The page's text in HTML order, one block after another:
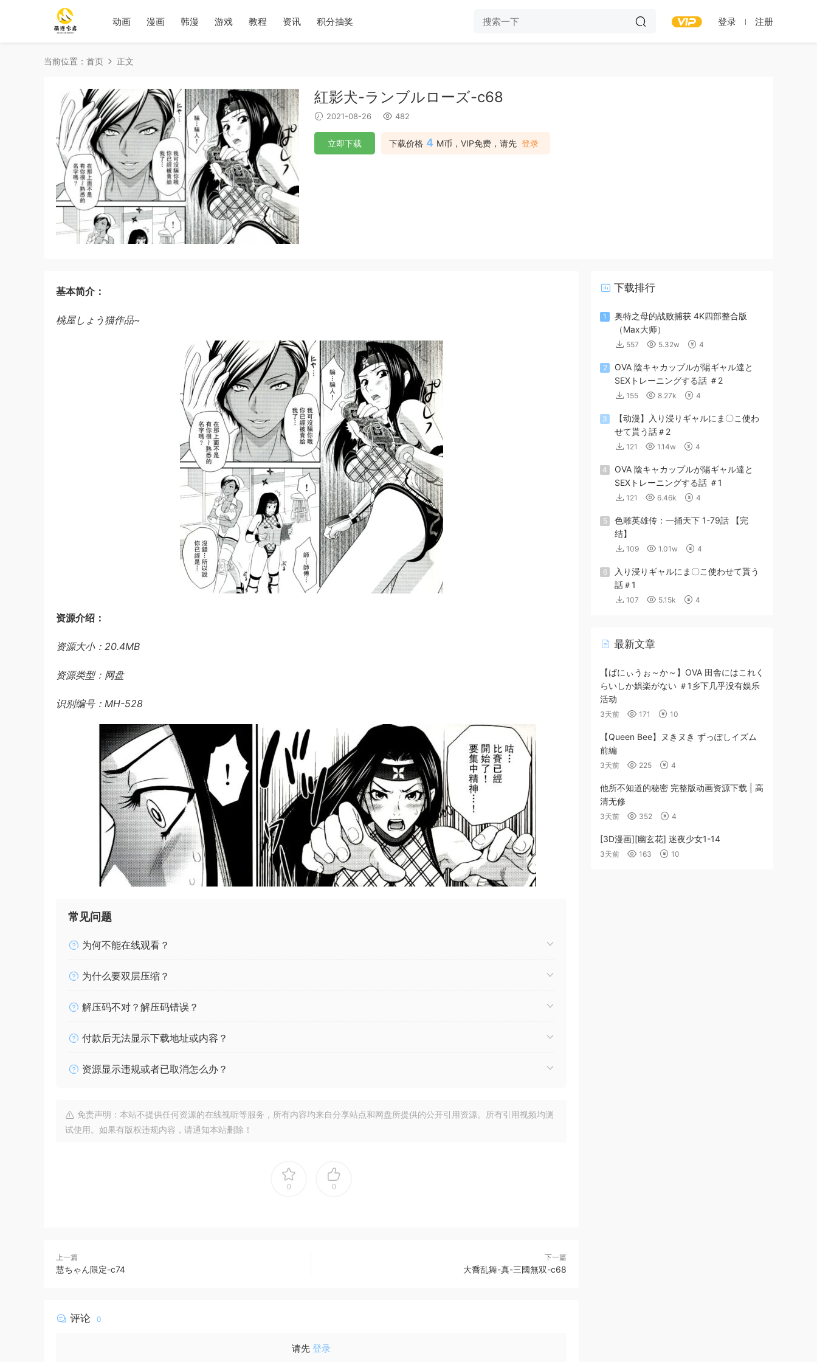
动画 漫画 韩漫 游戏 教程 资讯 积分抽奖 登录 注册
当前位置： 首页 正文
紅影犬-ランブルローズ-c68
2021-08-26 482
下载价格 4 M币，VIP免费，请先 登录
立即下载
基本简介：
桃屋しょう猫作品~
资源介绍：
资源大小：20.4MB
资源类型：网盘
识别编号：MH-528
常见问题
为何不能在线观看？
为什么要双层压缩？
解压码不对？解压码错误？
付款后无法显示下载地址或内容？
资源显示违规或者已取消怎么办？
免责声明：本站不提供任何资源的在线视听等服务，所有内容均来自分享站点和网盘所提供的公开引用资源。所有引用视频均测
试使用。如果有版权违规内容，请通知本站删除！
0 0
上一篇
慧ちゃん限定-c74
下一篇
大喬乱舞-真-三國無双-c68
评论 0
请先 登录
下载排行
1
奥特之母的战败捕获 4K四部整合版
（Max大师）
557 5.32w 4
2
OVA 陰キャカップルが陽ギャル達と
SEXトレーニングする話 ＃2
155 8.27k 4
3
【动漫】入り浸りギャルにま〇こ使わ
せて貰う話＃2
121 1.14w 4
4
OVA 陰キャカップルが陽ギャル達と
SEXトレーニングする話 ＃1
121 6.46k 4
5
色雕英雄传：一捅天下 1-79話 【完
结】
109 1.01w 4
6
入り浸りギャルにま〇こ使わせて貰う
話＃1
107 5.15k 4
最新文章
【ばにぃうぉ～か～】OVA 田舎にはこれく
らいしか娯楽がない ＃1乡下几乎没有娱乐
活动
3天前 171 10
【Queen Bee】ヌきヌき ずっぽしイズム
前編
3天前 225 4
他所不知道的秘密 完整版动画资源下载 | 高
清无修
3天前 352 4
[3D漫画][幽玄花] 迷夜少女1-14
3天前 163 10